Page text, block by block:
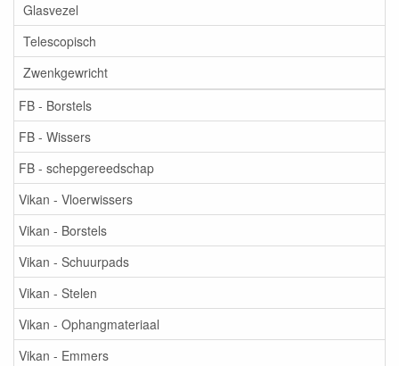
Glasvezel
Telescopisch
Zwenkgewricht
FB - Borstels
FB - Wissers
FB - schepgereedschap
Vikan - Vloerwissers
Vikan - Borstels
Vikan - Schuurpads
Vikan - Stelen
Vikan - Ophangmateriaal
Vikan - Emmers